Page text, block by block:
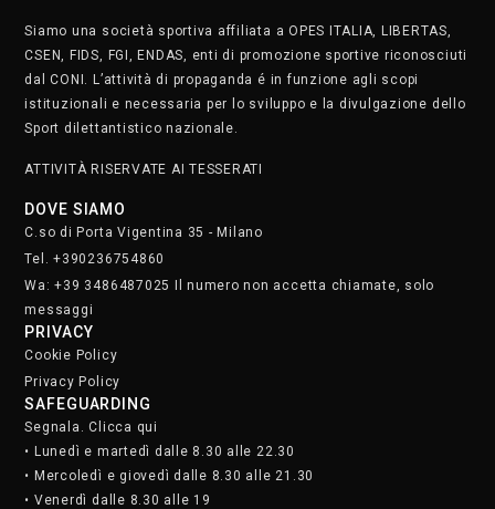
Siamo una società sportiva affiliata a OPES ITALIA, LIBERTAS,
CSEN, FIDS, FGI, ENDAS, enti di promozione sportive riconosciuti
dal CONI. L’attività di propaganda é in funzione agli scopi
istituzionali e necessaria per lo sviluppo e la divulgazione dello
Sport dilettantistico nazionale.
ATTIVITÀ RISERVATE AI TESSERATI
DOVE SIAMO
C.so di Porta Vigentina 35 - Milano
Tel. +390236754860
Wa: +39 3486487025 Il numero non accetta chiamate, solo
messaggi
PRIVACY
Cookie Policy
Privacy Policy
SAFEGUARDING
Segnala. Clicca qui
• Lunedì e martedì dalle 8.30 alle 22.30
• Mercoledì e giovedì dalle 8.30 alle 21.30
• Venerdì dalle 8.30 alle 19